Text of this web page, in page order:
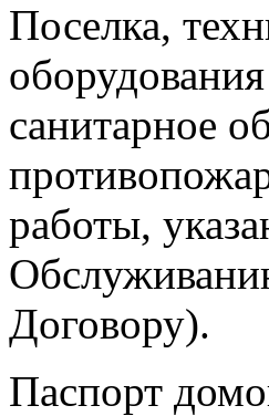
Поселка,
санитарное
работы,
Договору).
Паспорт